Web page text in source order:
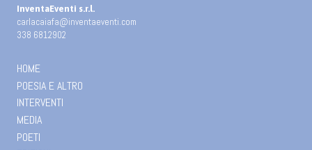
InventaEventi s.r.l.
carlacaiafa@inventaeventi.com
338 6812902
HOME
POESIA E ALTRO
INTERVENTI
MEDIA
POETI